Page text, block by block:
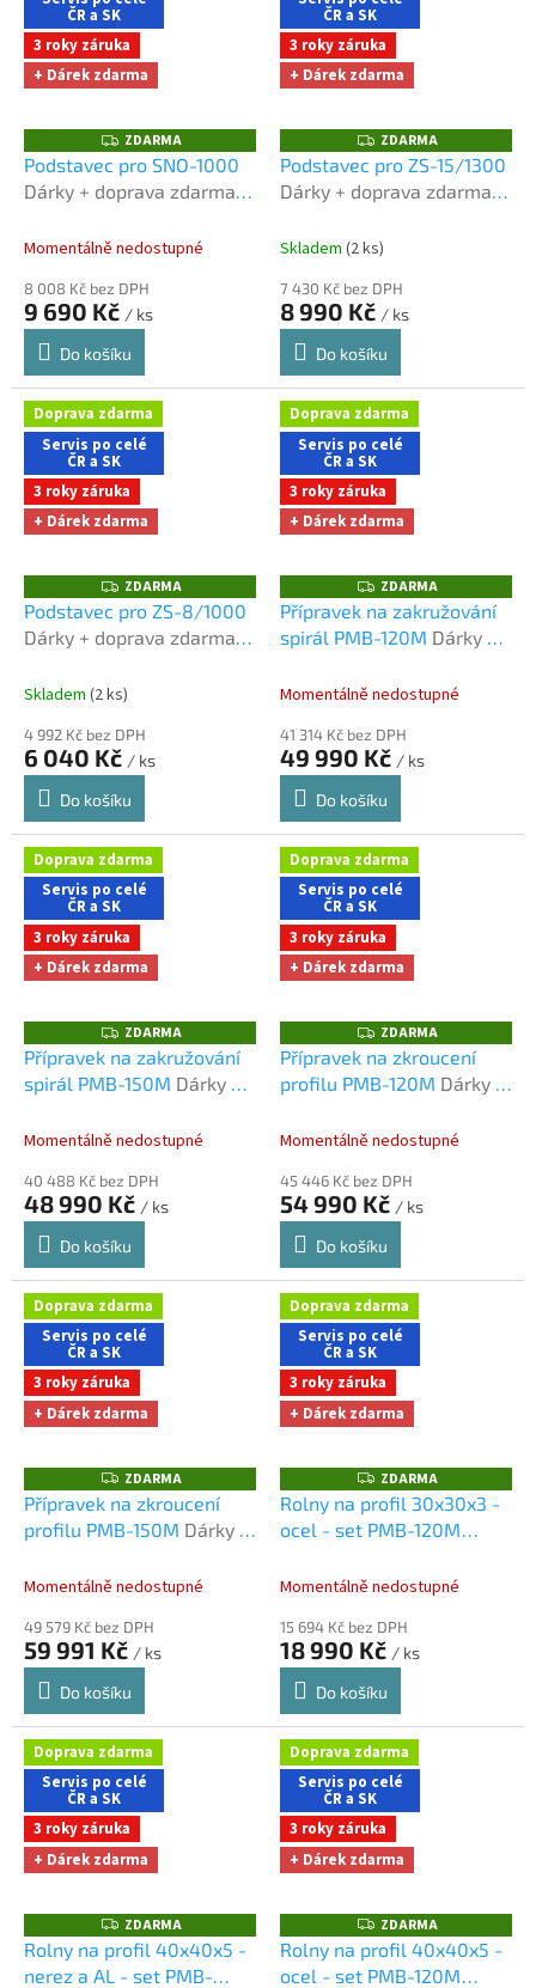
ČR a SK
3 roky záruka
+ Dárek zdarma
Z
D
A
R
M
ZDARMA
Podstavec pro SNO-1000
Dárky + doprava zdarma
Momentálně nedostupné
8 008 Kč bez DPH
9 690 Kč / ks
Do košíku
ČR a SK
3 roky záruka
+ Dárek zdarma
Z
D
A
R
M
ZDARMA
Podstavec pro ZS-15/1300
Dárky + doprava zdarma
Skladem (2 ks)
7 430 Kč bez DPH
8 990 Kč / ks
Do košíku
Doprava zdarma
Servis po celé
ČR a SK
3 roky záruka
+ Dárek zdarma
Z
D
A
R
M
ZDARMA
Podstavec pro ZS-8/1000
Dárky + doprava zdarma
Skladem (2 ks)
4 992 Kč bez DPH
6 040 Kč / ks
Do košíku
Doprava zdarma
Servis po celé
ČR a SK
3 roky záruka
+ Dárek zdarma
Z
D
A
R
ZDARMA
Přípravek na zakružování
spirál PMB-120M Dárky +
nákupu na e-shopu
Momentálně nedostupné
41 314 Kč bez DPH
49 990 Kč / ks
Do košíku
Doprava zdarma
Servis po celé
ČR a SK
3 roky záruka
+ Dárek zdarma
Z
D
A
R
ZDARMA
Přípravek na zakružování
spirál PMB-150M Dárky +
nákupu na e-shopu
Momentálně nedostupné
40 488 Kč bez DPH
48 990 Kč / ks
Do košíku
Doprava zdarma
Servis po celé
ČR a SK
3 roky záruka
+ Dárek zdarma
Z
D
A
R
ZDARMA
Přípravek na zkroucení
profilu PMB-120M Dárky +
nákupu na e-shopu
Momentálně nedostupné
45 446 Kč bez DPH
54 990 Kč / ks
Do košíku
Doprava zdarma
Servis po celé
ČR a SK
3 roky záruka
+ Dárek zdarma
Z
D
A
R
ZDARMA
Přípravek na zkroucení
profilu PMB-150M Dárky +
nákupu na e-shopu
Momentálně nedostupné
49 579 Kč bez DPH
59 991 Kč / ks
Do košíku
Doprava zdarma
Servis po celé
ČR a SK
3 roky záruka
+ Dárek zdarma
Z
D
A
R
ZDARMA
Rolny na profil 30x30x3 -
ocel - set PMB-120M
při nákupu na e-shopu
Momentálně nedostupné
15 694 Kč bez DPH
18 990 Kč / ks
Do košíku
Doprava zdarma
Servis po celé
ČR a SK
3 roky záruka
+ Dárek zdarma
Z
D
A
R
ZDARMA
Rolny na profil 40x40x5 -
nerez a AL - set PMB-
Doprava zdarma
Servis po celé
ČR a SK
3 roky záruka
+ Dárek zdarma
Z
D
A
R
ZDARMA
Rolny na profil 40x40x5 -
ocel - set PMB-120M